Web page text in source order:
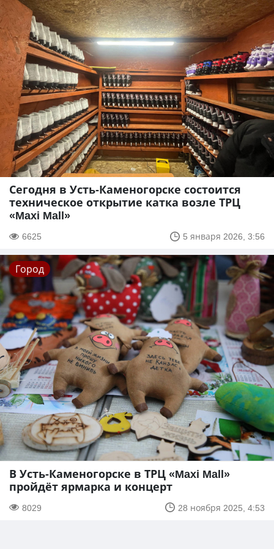
Сегодня в Усть-Каменогорске состоится
техническое открытие катка возле ТРЦ
«Maxi Mall»
6625 5 января 2026, 3:56
Город
В Усть-Каменогорске в ТРЦ «Maxi Mall»
пройдёт ярмарка и концерт
8029 28 ноября 2025, 4:53